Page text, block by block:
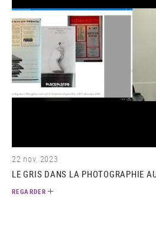
22 nov. 2023
LE GRIS DANS LA PHOTOGRAPHIE
REGARDER